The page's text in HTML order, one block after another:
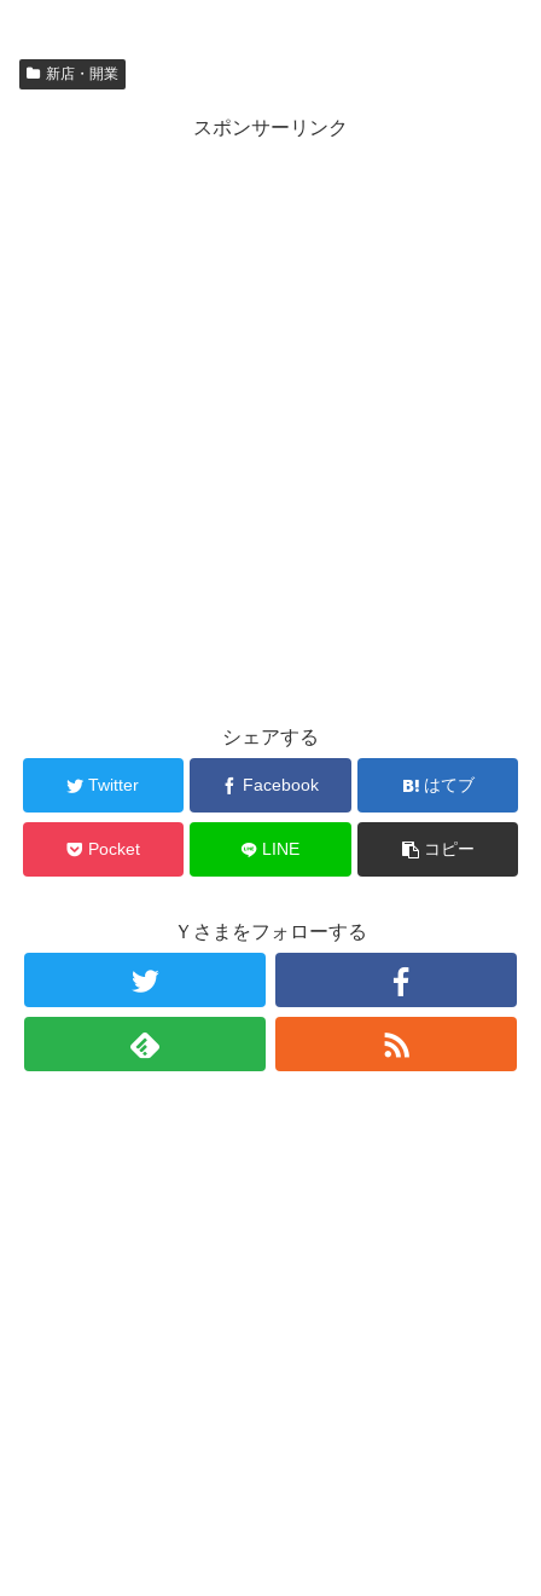
新店・開業
スポンサーリンク
シェアする
Twitter Facebook はてブ
Pocket LINE コピー
Ｙさまをフォローする